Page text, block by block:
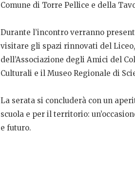
Comune di Torre Pellice e della
Durante l’incontro verranno
visitare gli spazi rinnovati del
dell’Associazione degli Amici del
Culturali e il Museo Regionale di
La serata si concluderà con un
scuola e per il territorio:
e futuro.